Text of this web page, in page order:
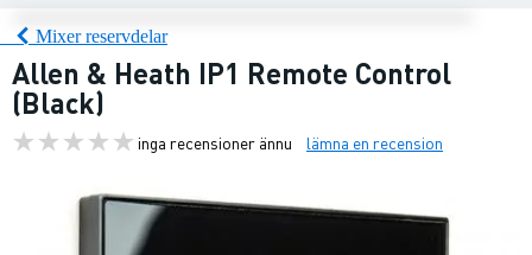
Mixer reservdelar
Allen & Heath IP1 Remote Control
(Black)
inga recensioner ännu lämna en recension